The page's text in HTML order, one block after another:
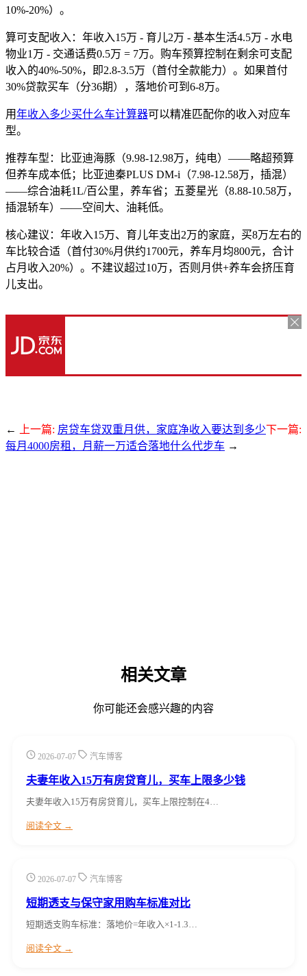
10%-20%）。
算可支配收入：年收入15万 - 育儿2万 - 基本生活4.5万 - 水电
物业1万 - 交通话费0.5万 = 7万。购车预算控制在剩余可支配
收入的40%-50%，即2.8-3.5万（首付全款能力）。如果首付
30%贷款买车（分36期），落地价可到6-8万。
用年收入多少买什么车计算器可以精准匹配你的收入对应车
型。
推荐车型：比亚迪海豚（9.98-12.98万，纯电）——略超预算
但养车成本低；比亚迪秦PLUS DM-i（7.98-12.58万，插混）
——综合油耗1L/百公里，养车省；五菱星光（8.88-10.58万，
插混轿车）——空间大、油耗低。
核心建议：年收入15万、育儿年支出2万的家庭，买8万左右的
车比较合适（首付30%月供约1700元，养车月均800元，合计
占月收入20%）。不建议超过10万，否则月供+养车会挤压育
儿支出。
← 上一篇: 房贷车贷双重月供，家庭净收入要达到多少下一篇:
每月4000房租，月薪一万适合落地什么代步车 →
相关文章
你可能还会感兴趣的内容
2026-07-07 汽车博客
夫妻年收入15万有房贷育儿，买车上限多少钱
夫妻年收入15万有房贷育儿，买车上限控制在4…
阅读全文 →
2026-07-07 汽车博客
短期透支与保守家用购车标准对比
短期透支购车标准：落地价=年收入×1-1.3…
阅读全文 →